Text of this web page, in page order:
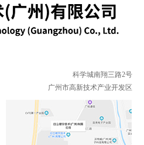
科学城南翔三路2号
广州市高新技术产业开发区